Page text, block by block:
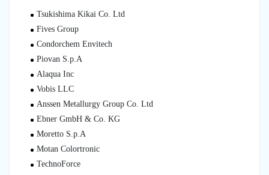
Tsukishima Kikai Co. Ltd
Fives Group
Condorchem Envitech
Piovan S.p.A
Alaqua Inc
Vobis LLC
Anssen Metallurgy Group Co. Ltd
Ebner GmbH & Co. KG
Moretto S.p.A
Motan Colortronic
TechnoForce